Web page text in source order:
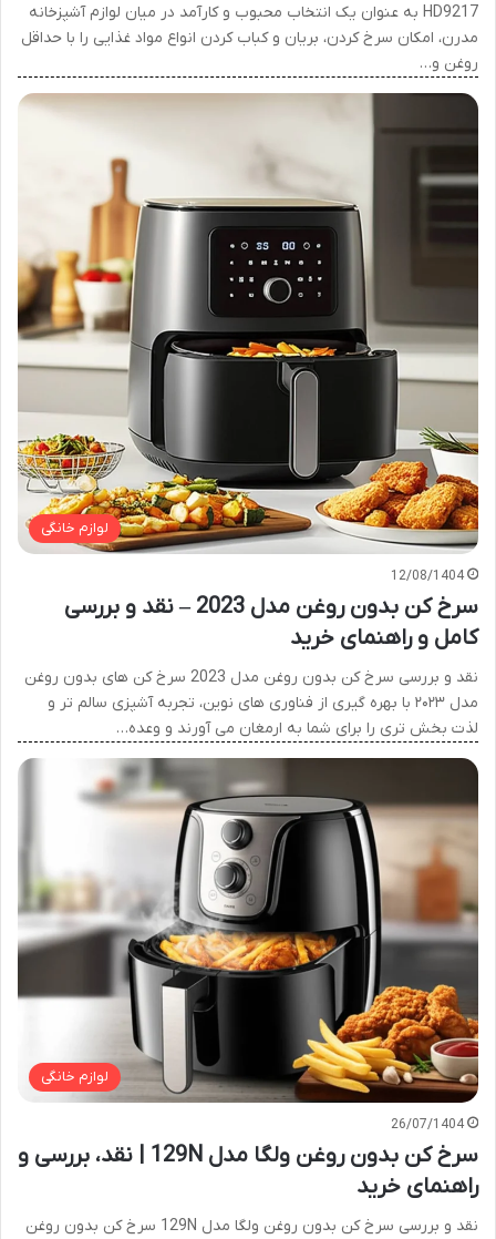
HD9217 به عنوان یک انتخاب محبوب و کارآمد در میان لوازم آشپزخانه
مدرن، امکان سرخ کردن، بریان و کباب کردن انواع مواد غذایی را با حداقل
روغن و…
لوازم خانگی
12/08/1404
سرخ کن بدون روغن مدل 2023 – نقد و بررسی
کامل و راهنمای خرید
نقد و بررسی سرخ کن بدون روغن مدل 2023 سرخ کن های بدون روغن
مدل ۲۰۲۳ با بهره گیری از فناوری های نوین، تجربه آشپزی سالم تر و
لذت بخش تری را برای شما به ارمغان می آورند و وعده…
لوازم خانگی
26/07/1404
سرخ کن بدون روغن ولگا مدل 129N | نقد، بررسی و
راهنمای خرید
نقد و بررسی سرخ کن بدون روغن ولگا مدل 129N سرخ کن بدون روغن